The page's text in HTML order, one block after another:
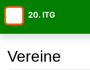
20. ITG
Vereine